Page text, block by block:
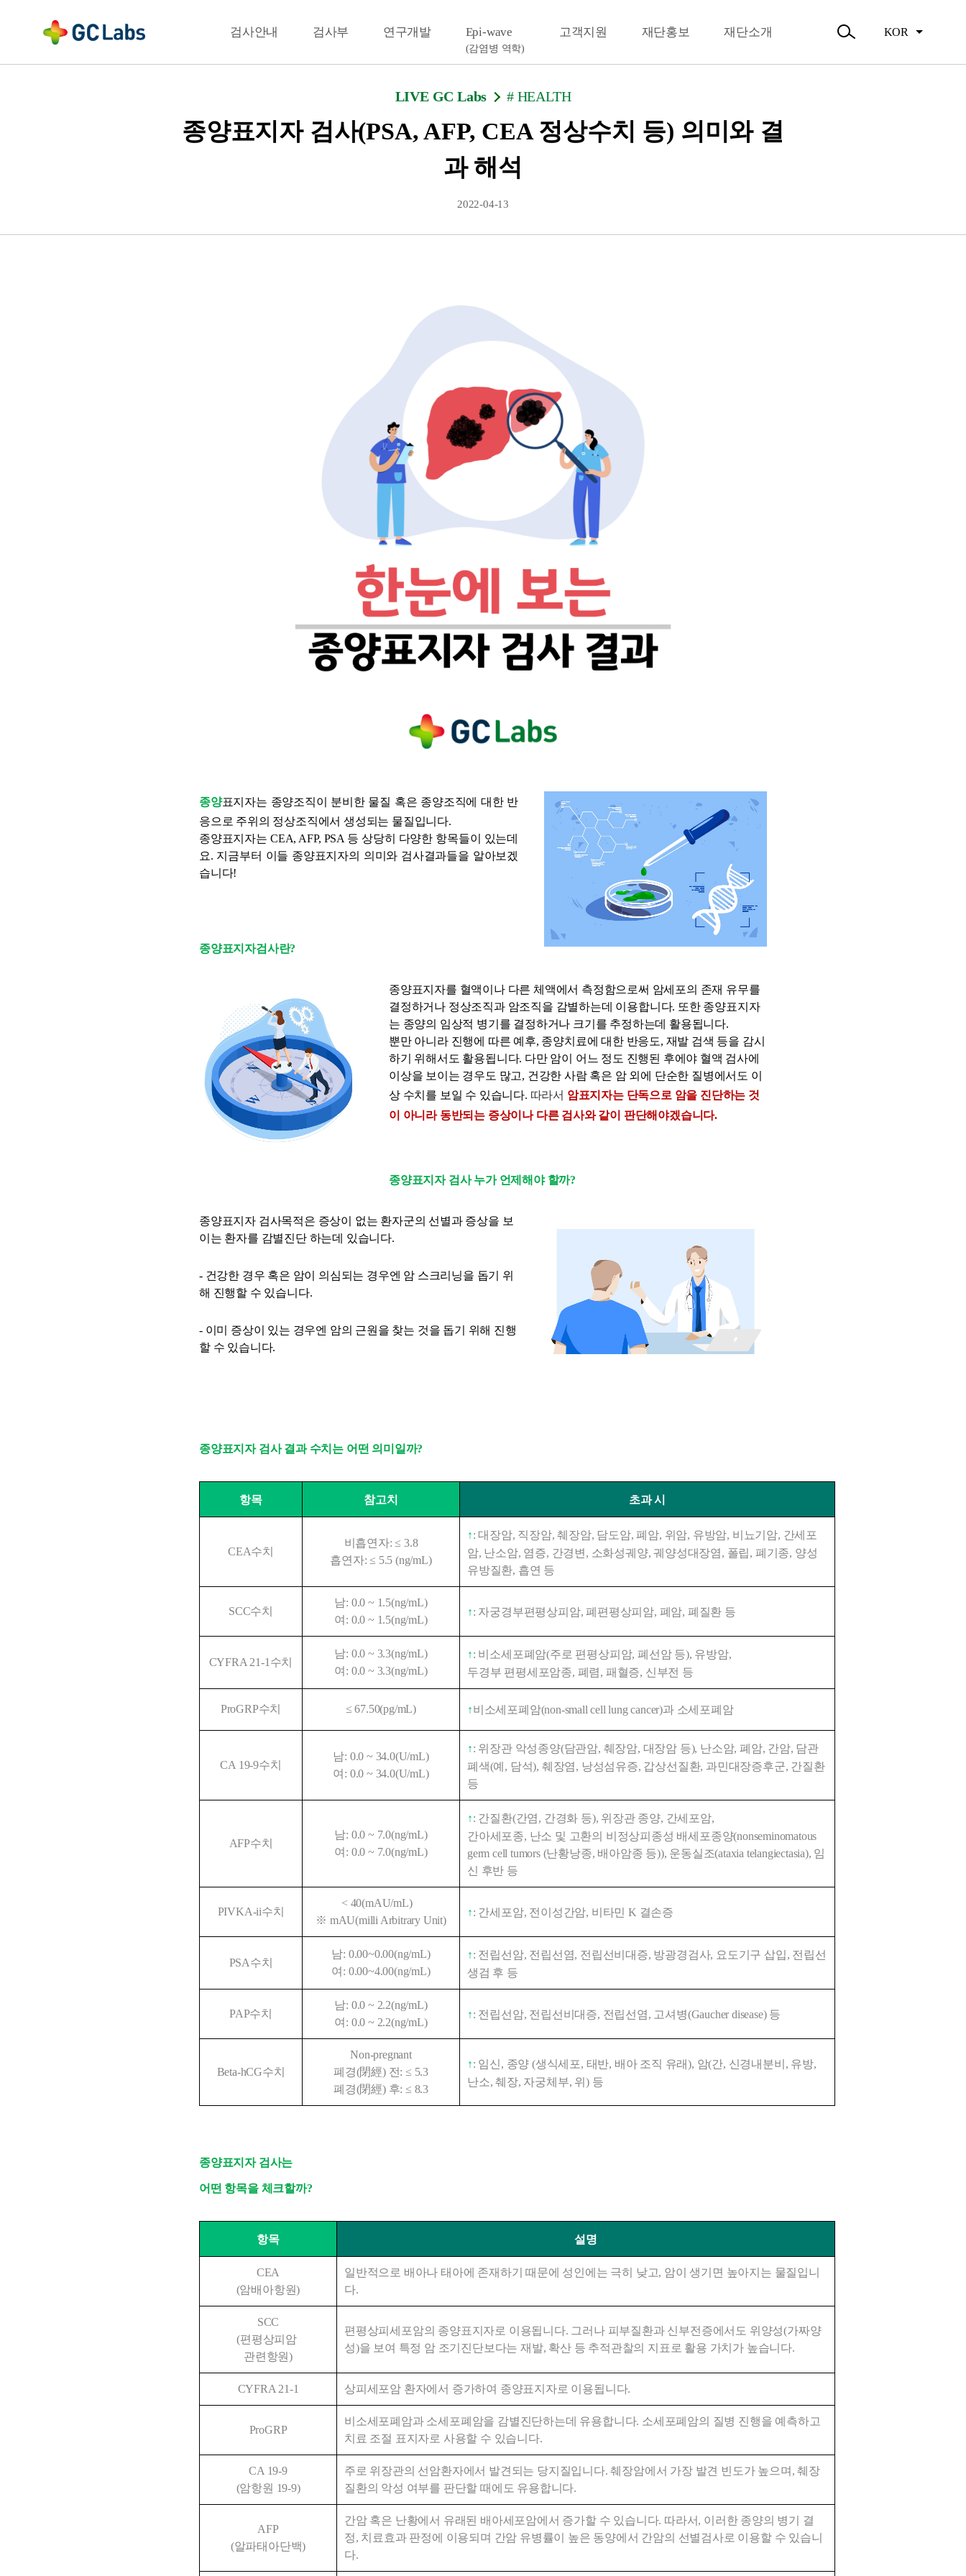
뉴
검사안내
결과확인 검사부 연구개발 Epi-wave
(감염병 역학)
고객지원 재단홍보
활동소식
재단소개
검
열
KOR
LIVE GC Labs # HEALTH
종양표지자 검사(PSA, AFP, CEA 정상수치 등) 의미와 결
과 해석
2022-04-13
종양표지자는 종양조직이 분비한 물질 혹은 종양조직에 대한 반
응으로 주위의 정상조직에서 생성되는 물질입니다.
종양표지자는 CEA, AFP, PSA 등 상당히 다양한 항목들이 있는데
요. 지금부터 이들 종양표지자의 의미와 검사결과들을 알아보겠
습니다!
종양표지자검사란?
종양표지자를 혈액이나 다른 체액에서 측정함으로써 암세포의 존재 유무를
결정하거나 정상조직과 암조직을 감별하는데 이용합니다. 또한 종양표지자
는 종양의 임상적 병기를 결정하거나 크기를 추정하는데 활용됩니다.
뿐만 아니라 진행에 따른 예후, 종양치료에 대한 반응도, 재발 검색 등을 감시
하기 위해서도 활용됩니다. 다만 암이 어느 정도 진행된 후에야 혈액 검사에
이상을 보이는 경우도 많고, 건강한 사람 혹은 암 외에 단순한 질병에서도 이
상 수치를 보일 수 있습니다. 따라서 암표지자는 단독으로 암을 진단하는 것
이 아니라 동반되는 증상이나 다른 검사와 같이 판단해야겠습니다.
종양표지자 검사 누가 언제해야 할까?
종양표지자 검사목적은 증상이 없는 환자군의 선별과 증상을 보
이는 환자를 감별진단 하는데 있습니다.
- 건강한 경우 혹은 암이 의심되는 경우엔 암 스크리닝을 돕기 위
해 진행할 수 있습니다.
- 이미 증상이 있는 경우엔 암의 근원을 찾는 것을 돕기 위해 진행
할 수 있습니다.
종양표지자 검사 결과 수치는 어떤 의미일까?
항목 참고치 초과 시
CEA수치
비흡연자: ≤ 3.8
흡연자: ≤ 5.5 (ng/mL)
↑: 대장암, 직장암, 췌장암, 담도암, 폐암, 위암, 유방암, 비뇨기암, 간세포
암, 난소암, 염증, 간경변, 소화성궤양, 궤양성대장염, 폴립, 폐기종, 양성
유방질환, 흡연 등
SCC수치
남: 0.0 ~ 1.5(ng/mL)
여: 0.0 ~ 1.5(ng/mL)
↑: 자궁경부편평상피암, 폐편평상피암, 폐암, 폐질환 등
CYFRA 21-1수치
남: 0.0 ~ 3.3(ng/mL)
여: 0.0 ~ 3.3(ng/mL)
↑: 비소세포폐암(주로 편평상피암, 폐선암 등), 유방암,
두경부 편평세포암종, 폐렴, 패혈증, 신부전 등
ProGRP수치 ≤ 67.50(pg/mL) ↑비소세포폐암(non-small cell lung cancer)과 소세포폐암
CA 19-9수치
남: 0.0 ~ 34.0(U/mL)
여: 0.0 ~ 34.0(U/mL)
↑: 위장관 악성종양(담관암, 췌장암, 대장암 등), 난소암, 폐암, 간암, 담관
폐색(예, 담석), 췌장염, 낭성섬유증, 갑상선질환, 과민대장증후군, 간질환
등
AFP수치
남: 0.0 ~ 7.0(ng/mL)
여: 0.0 ~ 7.0(ng/mL)
↑: 간질환(간염, 간경화 등), 위장관 종양, 간세포암,
간아세포종, 난소 및 고환의 비정상피종성 배세포종양(nonseminomatous
germ cell tumors (난황낭종, 배아암종 등)), 운동실조(ataxia telangiectasia), 임
신 후반 등
PIVKA-ii수치
< 40(mAU/mL)
※ mAU(milli Arbitrary Unit)
↑: 간세포암, 전이성간암, 비타민 K 결손증
PSA수치
남: 0.00~0.00(ng/mL)
여: 0.00~4.00(ng/mL)
↑: 전립선암, 전립선염, 전립선비대증, 방광경검사, 요도기구 삽입, 전립선
생검 후 등
PAP수치
남: 0.0 ~ 2.2(ng/mL)
여: 0.0 ~ 2.2(ng/mL)
↑: 전립선암, 전립선비대증, 전립선염, 고셔병(Gaucher disease) 등
Beta-hCG수치
Non-pregnant
폐경(閉經) 전: ≤ 5.3
폐경(閉經) 후: ≤ 8.3
↑: 임신, 종양 (생식세포, 태반, 배아 조직 유래), 암(간, 신경내분비, 유방,
난소, 췌장, 자궁체부, 위) 등
종양표지자 검사는
어떤 항목을 체크할까?
항목 설명
CEA
(암배아항원)
일반적으로 배아나 태아에 존재하기 때문에 성인에는 극히 낮고, 암이 생기면 높아지는 물질입니
다.
SCC
(편평상피암
관련항원)
편평상피세포암의 종양표지자로 이용됩니다. 그러나 피부질환과 신부전증에서도 위양성(가짜양
성)을 보여 특정 암 조기진단보다는 재발, 확산 등 추적관찰의 지표로 활용 가치가 높습니다.
CYFRA 21-1 상피세포암 환자에서 증가하여 종양표지자로 이용됩니다.
ProGRP
비소세포폐암과 소세포폐암을 감별진단하는데 유용합니다. 소세포폐암의 질병 진행을 예측하고
치료 조절 표지자로 사용할 수 있습니다.
CA 19-9
(암항원 19-9)
주로 위장관의 선암환자에서 발견되는 당지질입니다. 췌장암에서 가장 발견 빈도가 높으며, 췌장
질환의 악성 여부를 판단할 때에도 유용합니다.
AFP
(알파태아단백)
간암 혹은 난황에서 유래된 배아세포암에서 증가할 수 있습니다. 따라서, 이러한 종양의 병기 결
정, 치료효과 판정에 이용되며 간암 유병률이 높은 동양에서 간암의 선별검사로 이용할 수 있습니
다.